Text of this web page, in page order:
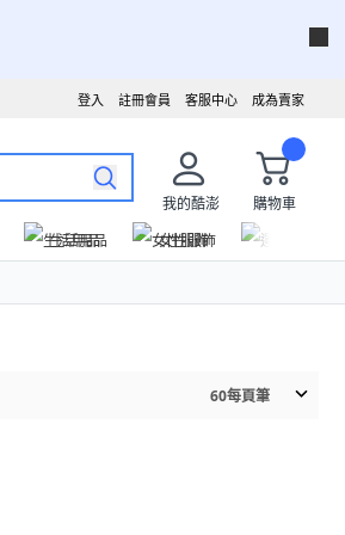
成為賣家
客服中心
註冊會員
登入
我的酷澎
購物車
生活用品 女性服飾
60每頁筆